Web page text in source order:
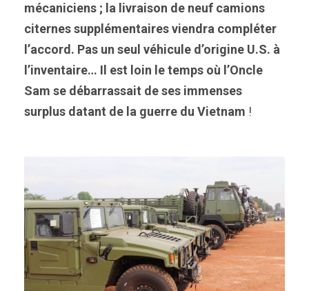
mécaniciens ; la livraison de neuf camions
citernes supplémentaires viendra compléter
l’accord. Pas un seul véhicule d’origine U.S. à
l’inventaire… Il est loin le temps où l’Oncle
Sam se débarrassait de ses immenses
surplus datant de la guerre du Vietnam !